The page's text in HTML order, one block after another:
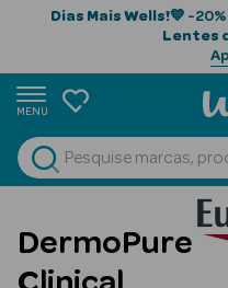
Dias Mais Wells!💙 -
Lentes
MENU
Ver Tudo
Beauty Season
Cabelo
DermoPure